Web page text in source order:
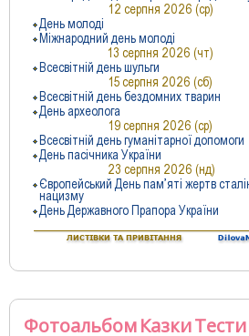
ФотоальбомКазкиТести